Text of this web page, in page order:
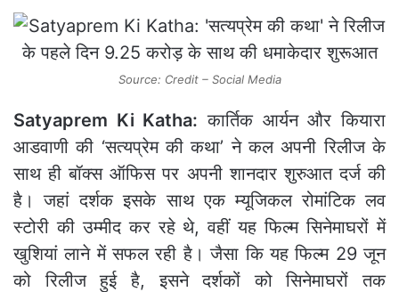
Source: Credit – Social Media
Satyaprem Ki Katha: कार्तिक आर्यन और कियारा
आडवाणी की ‘सत्यप्रेम की कथा’ ने कल अपनी रिलीज के
साथ ही बॉक्स ऑफिस पर अपनी शानदार शुरुआत दर्ज की
है। जहां दर्शक इसके साथ एक म्यूजिकल रोमांटिक लव
स्टोरी की उम्मीद कर रहे थे, वहीं यह फिल्म सिनेमाघरों में
खुशियां लाने में सफल रही है। जैसा कि यह फिल्म 29 जून
को रिलीज हुई है, इसने दर्शकों को सिनेमाघरों तक